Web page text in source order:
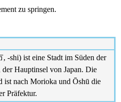
zu springen.
-shi) ist eine Stadt im Süden der
Hauptinsel von Japan. Die
ist nach Morioka und Ōshū die
Präfektur.